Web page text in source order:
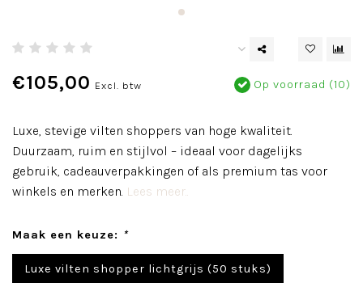
€105,00 Excl. btw Op voorraad (10)
Luxe, stevige vilten shoppers van hoge kwaliteit.
Duurzaam, ruim en stijlvol – ideaal voor dagelijks
gebruik, cadeauverpakkingen of als premium tas voor
winkels en merken. Lees meer..
Maak een keuze: *
Luxe vilten shopper lichtgrijs (50 stuks)